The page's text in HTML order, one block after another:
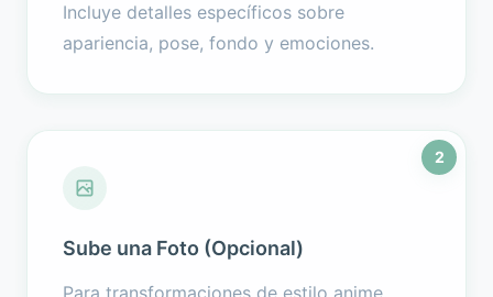
Incluye detalles específicos sobre
apariencia, pose, fondo y emociones.
2
Sube una Foto (Opcional)
Para transformaciones de estilo anime,